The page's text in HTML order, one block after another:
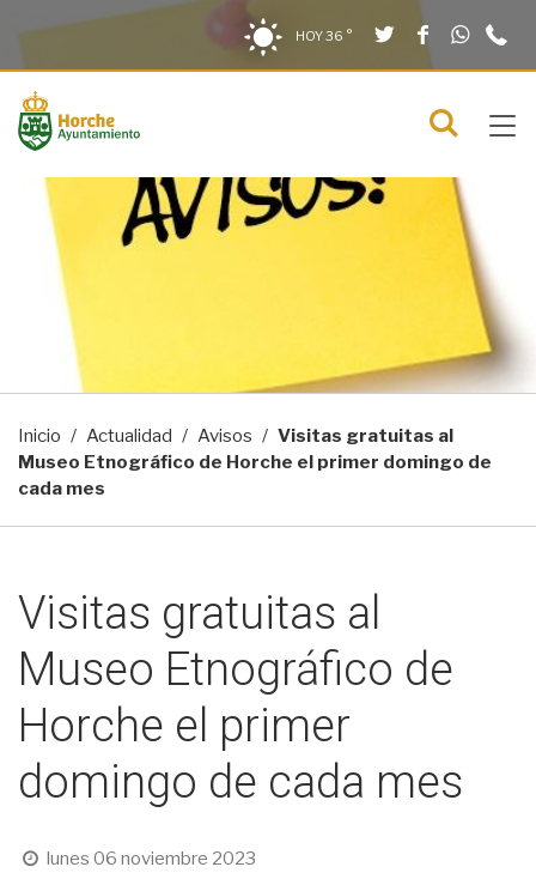
Saltar al contenido
Saltar a la navegación
Información de contacto HOY36 ° TwitterFacebook
menú
Inicio Actualidad Avisos
Visitas gratuitas al
Museo Etnográfico de Horche el primer domingo de
cada mes
Visitas gratuitas al
Museo Etnográfico de
Horche el primer
domingo de cada mes
lunes 06 noviembre 2023